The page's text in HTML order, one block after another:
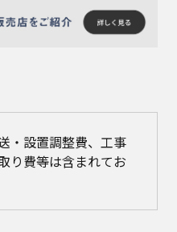
・設置調整費、工事
り費等は含まれてお